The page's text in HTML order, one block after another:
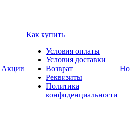
Акции
Как купить
Условия оплаты
Условия доставки
Возврат
Реквизиты
Политика
конфиденциальности